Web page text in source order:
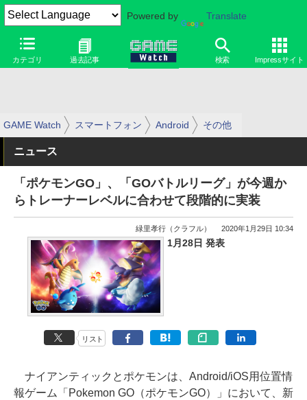
Powered by Translate
カテゴリ 過去記事 検索 Impressサイト
GAME Watch スマートフォン Android その他
ニュース
「ポケモンGO」、「GOバトルリーグ」が今週か
らトレーナーレベルに合わせて段階的に実装
緑里孝行（クラフル） 2020年1月29日 10:34
1月28日 発表
リスト
ナイアンティックとポケモンは、Android/iOS用位置情
報ゲーム「Pokemon GO（ポケモンGO）」において、新